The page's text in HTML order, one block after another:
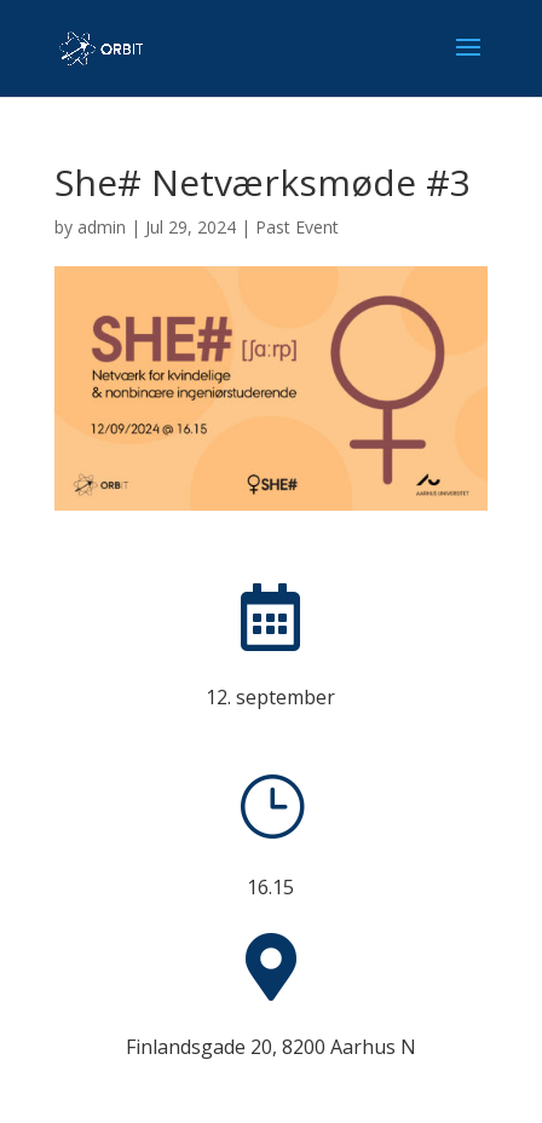
She# Netværksmøde #3
by admin | Jul 29, 2024| Past Event

12. september
}
16.15

Finlandsgade 20, 8200 Aarhus N